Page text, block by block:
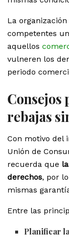
La
competentes
aquellos
vulneren los
periodo
Consejos
rebajas
Con motivo del
Unión de
recuerda que
derechos, por
mismas
Entre las
Planificar